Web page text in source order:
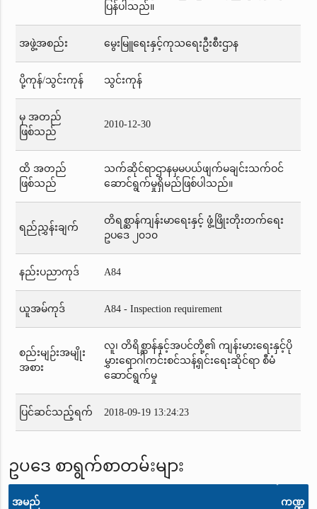
ပြန်ပါသည်။
အဖွဲ့အစည်း မွေးမြူရေးနှင့်ကုသရေးဦးစီးဌာန
ပို့ကုန်/သွင်းကုန် သွင်းကုန်
မှ အတည်
ဖြစ်သည်
2010-12-30
ထိ အတည်
ဖြစ်သည်
သက်ဆိုင်ရာဌာနမှမပယ်ဖျက်မချင်းသက်ဝင်
ဆောင်ရွက်မှုရှိမည်ဖြစ်ပါသည်။
ရည်ညွှန်းချက်
တိရစ္ဆာန်ကျန်းမာရေးနှင့် ဖွံ့ဖြိုးတိုးတက်ရေး
ဥပဒေ ၂၀၁၀
နည်းပညာကုဒ် A84
ယူအမ်ကုဒ် A84 - Inspection requirement
စည်းမျဉ်းအမျိုး
အစား
လူ၊ တိရိစ္ဆာန်နှင့်အပင်တို့၏ ကျန်းမားရေးနှင့်ပို
မွှားရောဂါကင်းစင်သန့်ရှင်းရေးဆိုင်ရာ စီမံ
ဆောင်ရွက်မှု
ပြင်ဆင်သည့်ရက် 2018-09-19 13:24:23
ဥပဒေ စာရွက်စာတမ်းများ
အမည် ကဏ္ဍ